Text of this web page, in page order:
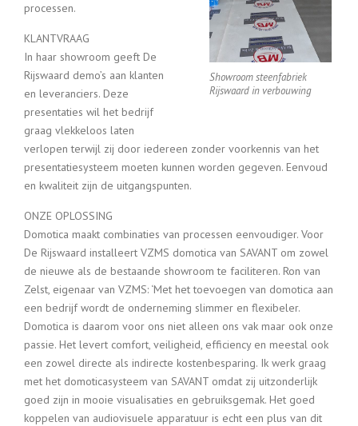
Showroom steenfabriek
Rijswaard in verbouwing
processen.
KLANTVRAAG
In haar showroom geeft De
Rijswaard demo’s aan klanten
en leveranciers. Deze
presentaties wil het bedrijf
graag vlekkeloos laten
verlopen terwijl zij door iedereen zonder voorkennis van het
presentatiesysteem moeten kunnen worden gegeven. Eenvoud
en kwaliteit zijn de uitgangspunten.
ONZE OPLOSSING
Domotica maakt combinaties van processen eenvoudiger. Voor
De Rijswaard installeert VZMS domotica van SAVANT om zowel
de nieuwe als de bestaande showroom te faciliteren. Ron van
Zelst, eigenaar van VZMS: ‘Met het toevoegen van domotica aan
een bedrijf wordt de onderneming slimmer en flexibeler.
Domotica is daarom voor ons niet alleen ons vak maar ook onze
passie. Het levert comfort, veiligheid, efficiency en meestal ook
een zowel directe als indirecte kostenbesparing. Ik werk graag
met het domoticasysteem van SAVANT omdat zij uitzonderlijk
goed zijn in mooie visualisaties en gebruiksgemak. Het goed
koppelen van audiovisuele apparatuur is echt een plus van dit